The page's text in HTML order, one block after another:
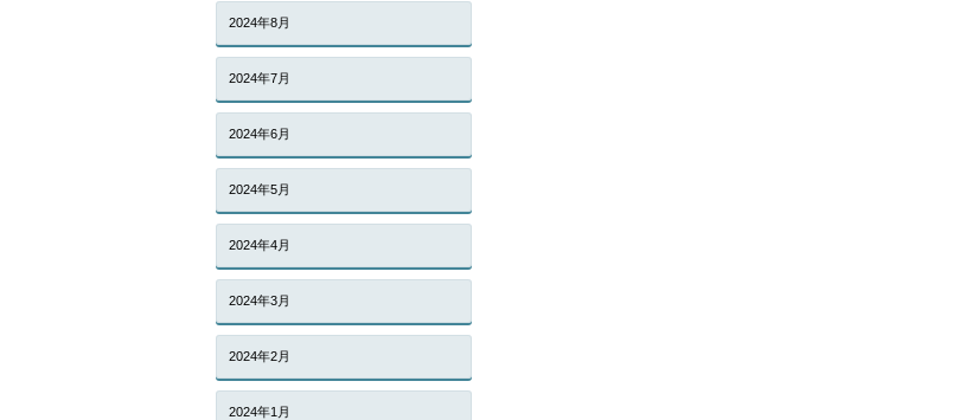
2024年8月
2024年7月
2024年6月
2024年5月
2024年4月
2024年3月
2024年2月
2024年1月